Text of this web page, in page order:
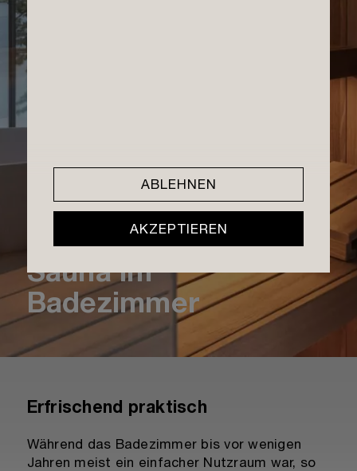
Sauna im
Badezimmer
Erfrischend praktisch
Während das Badezimmer bis vor wenigen
Jahren meist ein einfacher Nutzraum war, so
ABLEHNEN
AKZEPTIEREN